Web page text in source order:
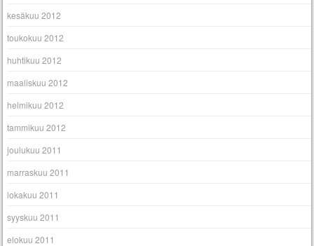
kesäkuu 2012
toukokuu 2012
huhtikuu 2012
maaliskuu 2012
helmikuu 2012
tammikuu 2012
joulukuu 2011
marraskuu 2011
lokakuu 2011
syyskuu 2011
elokuu 2011